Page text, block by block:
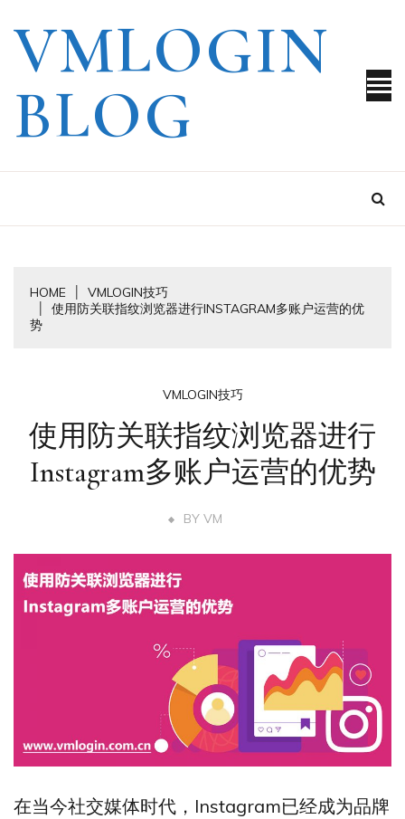
content
VMLOGIN
BLOG
HOME
VMLOGIN技巧
使用防关联指纹浏览器进行INSTAGRAM多账户运营的优
势
VMLOGIN技巧
使用防关联指纹浏览器进行
Instagram多账户运营的优势
BY VM
在当今社交媒体时代，Instagram已经成为品牌